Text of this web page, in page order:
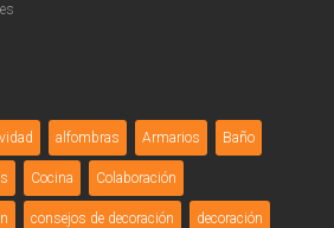
alfombras Armarios Baño
Cocina Colaboración
consejos de decoración decoración